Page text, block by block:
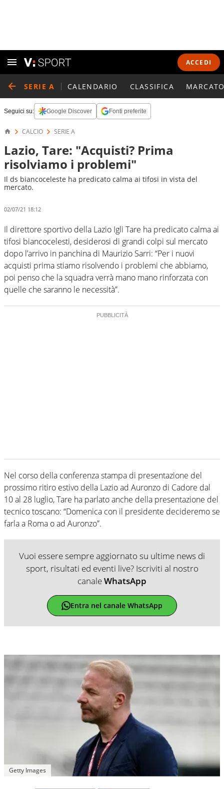
ACCEDI
SERIE A CALENDARIO CLASSIFICA
Seguici su: Google Discover Fonti preferite
CALCIO SERIE A
Lazio, Tare: "Acquisti? Prima
risolviamo i problemi"
Il ds biancoceleste ha predicato calma ai tifosi in vista del
mercato.
02/07/21 18:12
Il direttore sportivo della Lazio Igli Tare ha predicato calma ai
tifosi biancocelesti, desiderosi di grandi colpi sul mercato
dopo l’arrivo in panchina di Maurizio Sarri: “Per i nuovi
acquisti prima stiamo risolvendo i problemi che abbiamo,
poi penso che la squadra verrà mano mano rinforzata con
quelle che saranno le necessità”.
Nel corso della conferenza stampa di presentazione del
prossimo ritiro estivo della Lazio ad Auronzo di Cadore dal
10 al 28 luglio, Tare ha parlato anche della presentazione del
tecnico toscano: “Domenica con il presidente decideremo se
farla a Roma o ad Auronzo”.
Vuoi essere sempre aggiornato su ultime news di
sport, risultati ed eventi live? Iscriviti al nostro
canaleWhatsApp
Entra nel canale WhatsApp
Getty Images